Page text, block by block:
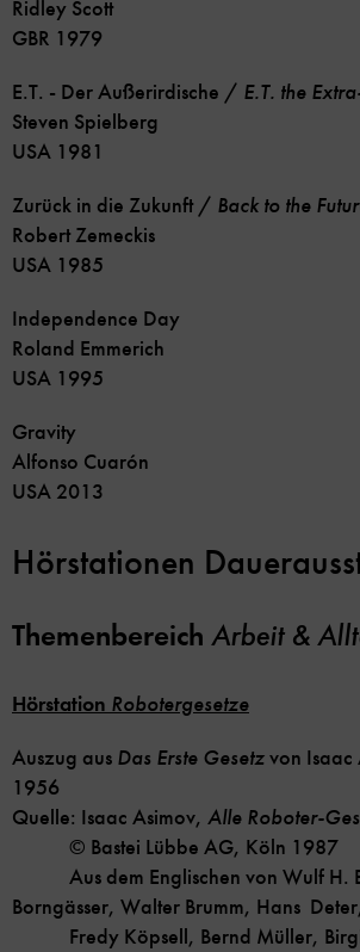
Ridley Scott
GBR 1979
E.T. - Der Außerirdische / E.T. the
Steven Spielberg
USA 1981
Zurück in die Zukunft / Back to the
Robert Zemeckis
USA 1985
Independence Day
Roland Emmerich
USA 1995
Gravity
Alfonso Cuarón
USA 2013
Hörstationen
Themenbereich Arbeit &
Hörstation Robotergesetze
Auszug aus Das Erste Gesetzvon Isaac
1956
Quelle: Isaac Asimov, Alle Roboter-
© Bastei Lübbe AG, Köln 1987
Aus dem Englischen von Wulf H.
Borngässer, Walter Brumm, Hans
Fredy Köpsell, Bernd Müller, Birgit